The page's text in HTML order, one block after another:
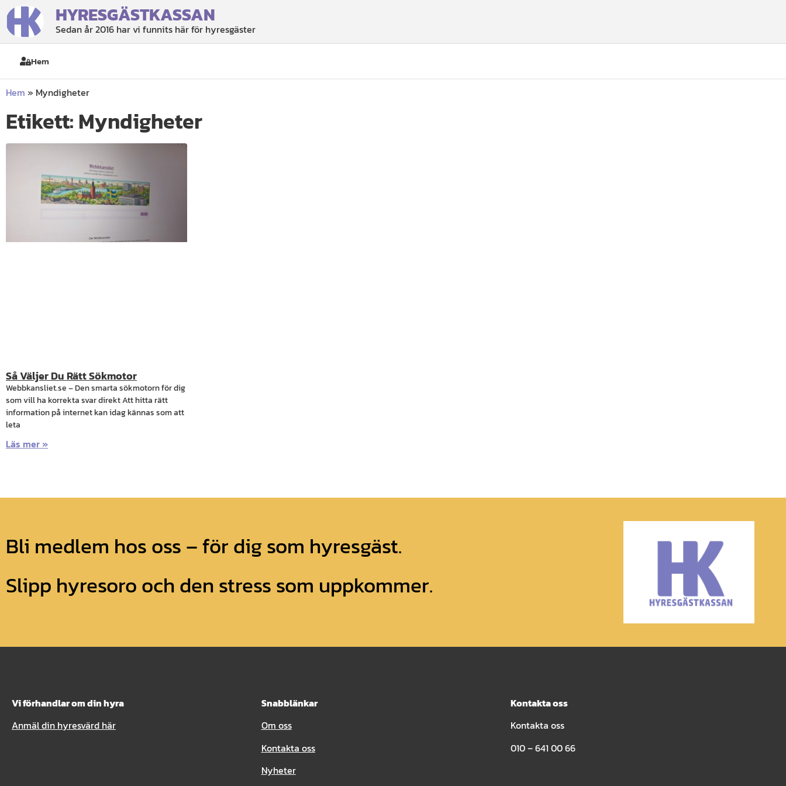
HYRESGÄSTKASSAN
Sedan år 2016 har vi funnits här för hyresgäster
Hem
Hem » Myndigheter
Etikett: Myndigheter
Så Väljer Du Rätt Sökmotor
Webbkansliet.se – Den smarta sökmotorn för dig
som vill ha korrekta svar direkt Att hitta rätt
information på internet kan idag kännas som att
leta
Läs mer »
Bli medlem hos oss – för dig som hyresgäst.
Slipp hyresoro och den stress som uppkommer.
Vi förhandlar om din hyra
Anmäl din hyresvärd här
Snabblänkar
Om oss
Kontakta oss
Nyheter
Kontakta oss
Kontakta oss
010 – 641 00 66